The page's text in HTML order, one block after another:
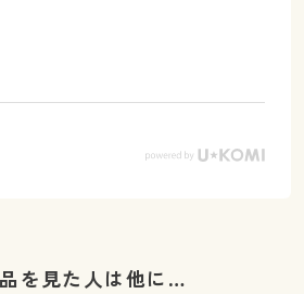
を見た人は他に…